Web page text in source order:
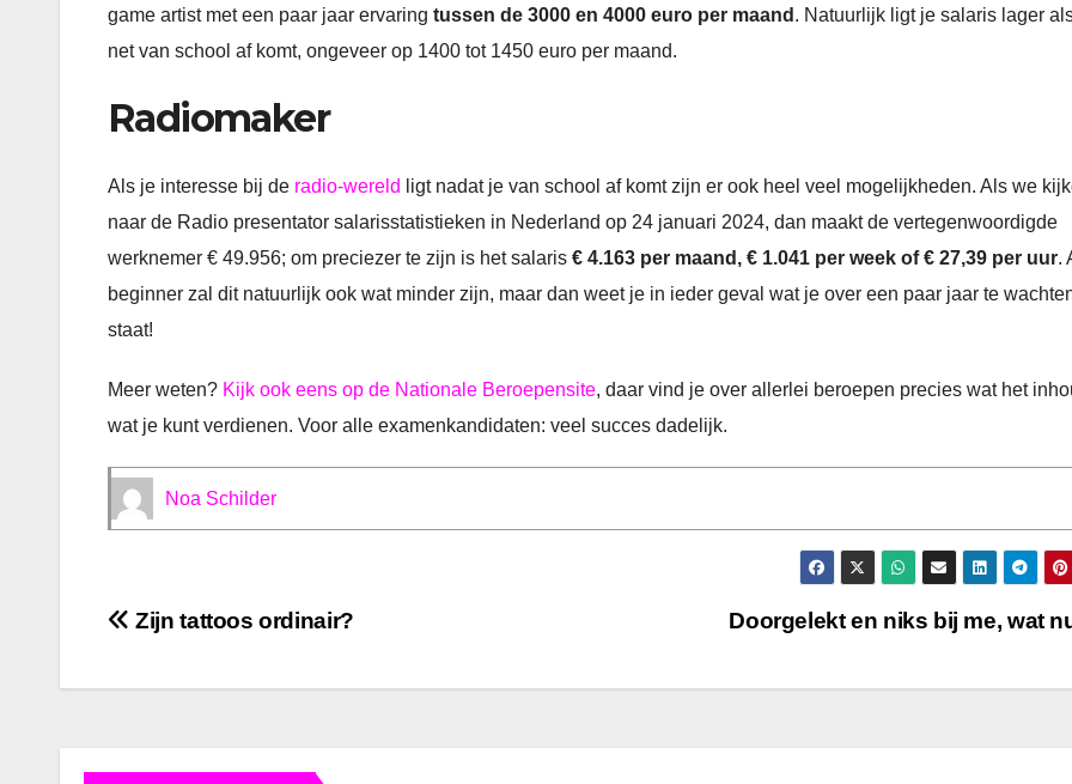
game artist met een paar jaar ervaring tussen de 3000 en 4000 euro per maand . Natuurlijk ligt je salaris lager
net van school af komt, ongeveer op 1400 tot 1450 euro per maand.
Radiomaker
Als je interesse bij de radio-wereld
ligt nadat je van school af komt zijn er ook heel veel mogelijkheden. Als we
naar de Radio presentator salarisstatistieken in Nederland op 24 januari 2024, dan maakt de vertegenwoordigde
werknemer € 49.956; om preciezer te zijn is het salaris € 4.163 per maand, € 1.041 per week of € 27,39 per uur.
beginner zal dit natuurlijk ook wat minder zijn, maar dan weet je in ieder geval wat je over een paar jaar te
staat!
Meer weten? Kijk ook eens op de Nationale Beroepensite, daar vind je over allerlei beroepen precies wat het
wat je kunt verdienen. Voor alle examenkandidaten: veel succes dadelijk.
Noa Schilder
Bericht
navigatie
Doorgelekt en niks bij me, wat
Zijn tattoos ordinair?